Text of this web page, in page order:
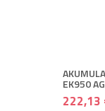
EK950
222,13